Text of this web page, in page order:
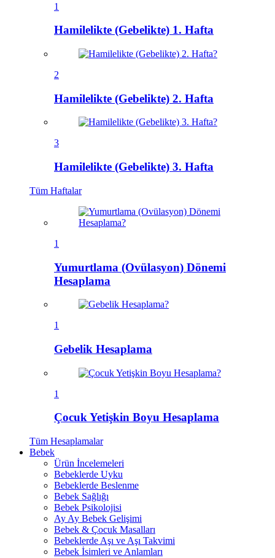
1
Hamilelikte (Gebelikte) 1. Hafta
2
Hamilelikte (Gebelikte) 2. Hafta
3
Hamilelikte (Gebelikte) 3. Hafta
Tüm Haftalar
1
Yumurtlama (Ovülasyon) Dönemi
Hesaplama
1
Gebelik Hesaplama
1
Çocuk Yetişkin Boyu Hesaplama
Tüm Hesaplamalar
Bebek
Ürün İncelemeleri
Bebeklerde Uyku
Bebeklerde Beslenme
Bebek Sağlığı
Bebek Psikolojisi
Ay Ay Bebek Gelişimi
Bebek & Çocuk Masalları
Bebeklerde Aşı ve Aşı Takvimi
Bebek İsimleri ve Anlamları